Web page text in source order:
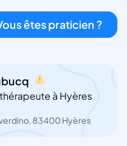
êtes praticien ?
à Hyères
83400 Hyères